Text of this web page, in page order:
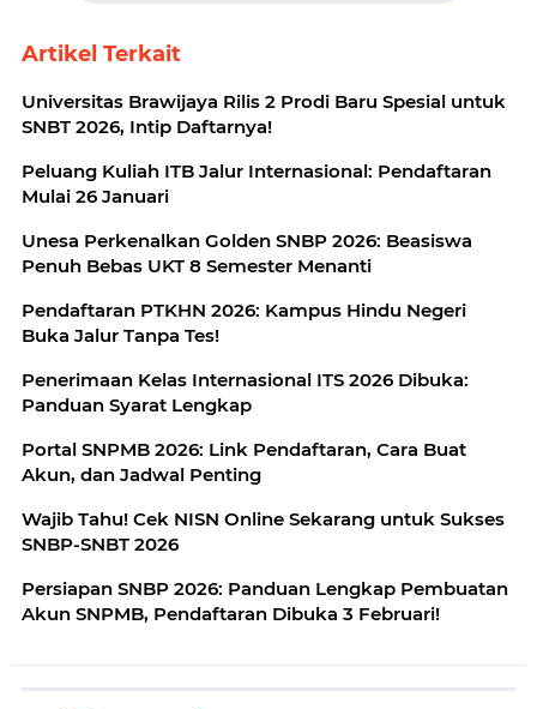
Artikel Terkait
Universitas Brawijaya Rilis 2 Prodi Baru Spesial untuk
SNBT 2026, Intip Daftarnya!
Peluang Kuliah ITB Jalur Internasional: Pendaftaran
Mulai 26 Januari
Unesa Perkenalkan Golden SNBP 2026: Beasiswa
Penuh Bebas UKT 8 Semester Menanti
Pendaftaran PTKHN 2026: Kampus Hindu Negeri
Buka Jalur Tanpa Tes!
Penerimaan Kelas Internasional ITS 2026 Dibuka:
Panduan Syarat Lengkap
Portal SNPMB 2026: Link Pendaftaran, Cara Buat
Akun, dan Jadwal Penting
Wajib Tahu! Cek NISN Online Sekarang untuk Sukses
SNBP-SNBT 2026
Persiapan SNBP 2026: Panduan Lengkap Pembuatan
Akun SNPMB, Pendaftaran Dibuka 3 Februari!